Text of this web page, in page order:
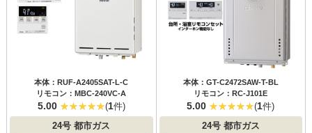
本体：RUF-A2405SAT-L-C
リモコン：MBC-240VC-A
5.00 (1件)
24号 都市ガス
本体：GT-C2472SAW-T-BL
リモコン：RC-J101E
5.00 (1件)
24号都市ガス